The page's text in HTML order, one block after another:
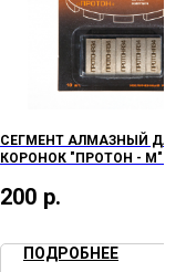
СЕГМЕНТ АЛМАЗНЫЙ ДЛЯ
КОРОНОК "ПРОТОН - М"
200 р.
ПОДРОБНЕЕ